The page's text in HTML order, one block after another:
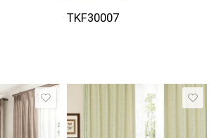
TKF30007